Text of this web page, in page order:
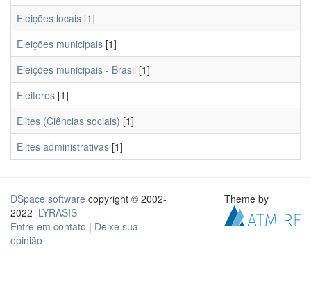
Eleições locais [1]
Eleições municipais [1]
Eleições municipais - Brasil [1]
Eleitores [1]
Elites (Ciências sociais) [1]
Elites administrativas [1]
DSpace software copyright © 2002-
2022 LYRASIS
Entre em contato | Deixe sua
opinião
Theme by